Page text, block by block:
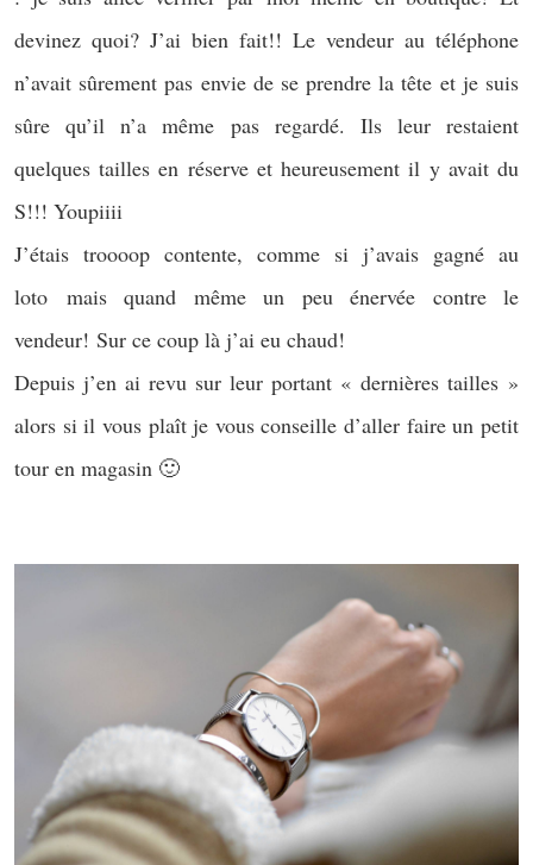
devinez quoi? J’ai bien fait!! Le vendeur au téléphone
n’avait sûrement pas envie de se prendre la tête et je suis
sûre qu’il n’a même pas regardé. Ils leur restaient
quelques tailles en réserve et heureusement il y avait du
S!!! Youpiiii
J’étais troooop contente, comme si j’avais gagné au
loto mais quand même un peu énervée contre le
vendeur! Sur ce coup là j’ai eu chaud!
Depuis j’en ai revu sur leur portant « dernières tailles »
alors si il vous plaît je vous conseille d’aller faire un petit
tour en magasin 🙂